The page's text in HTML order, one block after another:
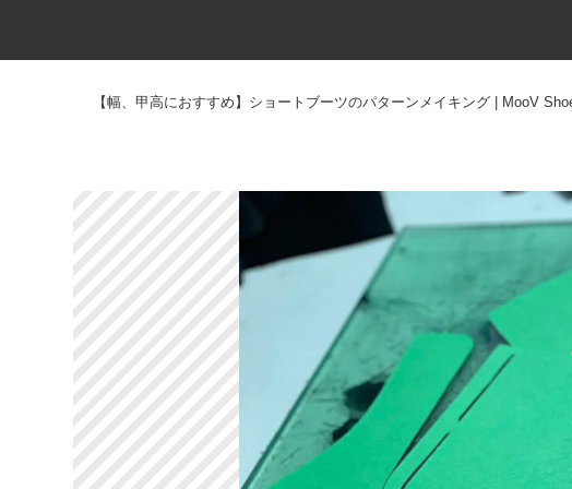
【幅、甲高におすすめ】ショートブーツのパターンメイキング | MooV